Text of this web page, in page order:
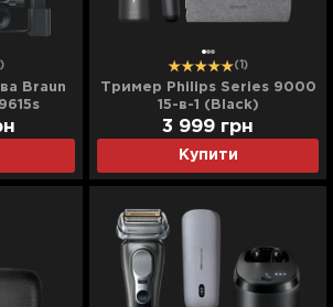
Braun
(1)
Тример Philips Series 9000
15-в-1 (Black)
Купити
3 999 грн